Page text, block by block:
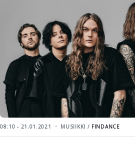
08:10 - 21.01.2021 MUSIIKKI / FINDANCE